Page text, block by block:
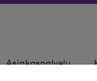
Asiakaspalvelu